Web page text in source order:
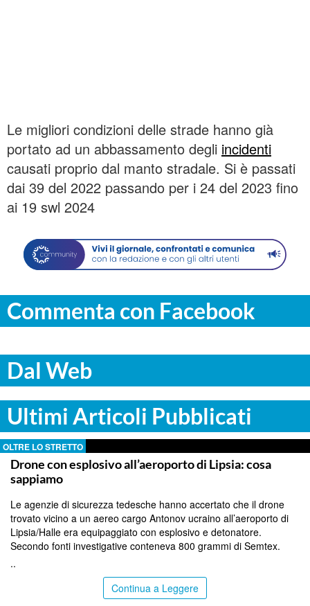
Le migliori condizioni delle strade hanno già
portato ad un abbassamento degli incidenti
causati proprio dal manto stradale. Si è passati
dai 39 del 2022 passando per i 24 del 2023 fino
ai 19 swl 2024
Commenta con Facebook
Dal Web
Ultimi Articoli Pubblicati
OLTRE LO STRETTO
Drone con esplosivo all’aeroporto di Lipsia: cosa
sappiamo
Le agenzie di sicurezza tedesche hanno accertato che il drone
trovato vicino a un aereo cargo Antonov ucraino all’aeroporto di
Lipsia/Halle era equipaggiato con esplosivo e detonatore.
Secondo fonti investigative conteneva 800 grammi di Semtex.
..
Continua a Leggere